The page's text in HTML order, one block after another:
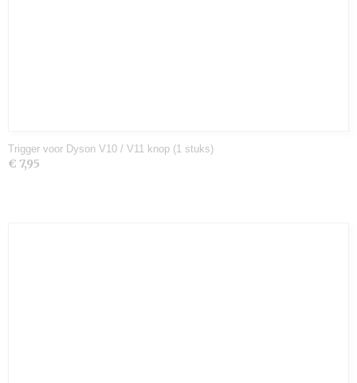
Trigger voor Dyson V10 / V11 knop (1 stuks)
€ 7,95